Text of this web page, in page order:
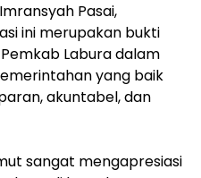
Pasai,
ini merupakan bukti
Labura dalam
yang baik
akuntabel, dan
sangat mengapresiasi